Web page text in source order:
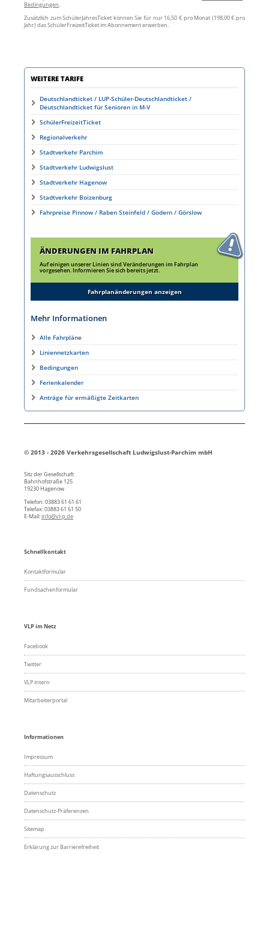
Bedingungen.
Zusätzlich zum SchülerJahresTicket können Sie für nur 16,50 € pro Monat (198,00 € pro
Jahr) das SchülerFreizeitTicket im Abonnement erwerben.
WEITERE TARIFE
Deutschlandticket / LUP-Schüler-Deutschlandticket /
Deutschlandticket für Senioren in M-V
SchülerFreizeitTicket
Regionalverkehr
Stadtverkehr Parchim
Stadtverkehr Ludwigslust
Stadtverkehr Hagenow
Stadtverkehr Boizenburg
Fahrpreise Pinnow / Raben Steinfeld / Godern / Görslow
ÄNDERUNGEN IM FAHRPLAN
Auf einigen unserer Linien sind Veränderungen im Fahrplan
vorgesehen. Informieren Sie sich bereits jetzt.
Fahrplanänderungen anzeigen
Mehr Informationen
Alle Fahrpläne
Liniennetzkarten
Bedingungen
Ferienkalender
Anträge für ermäßigte Zeitkarten
© 2013 - 2026 Verkehrsgesellschaft Ludwigslust-Parchim mbH
Sitz der Gesellschaft
Bahnhofstraße 125
19230 Hagenow
Telefon: 03883 61 61 61
Telefax: 03883 61 61 50
E-Mail:info@vl-p.de
Schnellkontakt
Kontaktformular
Fundsachenformular
VLP im Netz
Facebook
Twitter
VLP intern
Mitarbeiterportal
Informationen
Impressum
Haftungsausschluss
Datenschutz
Datenschutz-Präferenzen
Sitemap
Erklärung zur Barrierefreiheit